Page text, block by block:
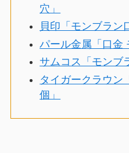
穴」
貝印「モンブラン
パール金属「口金
サムコス「モンブ
タイガークラウン
個」